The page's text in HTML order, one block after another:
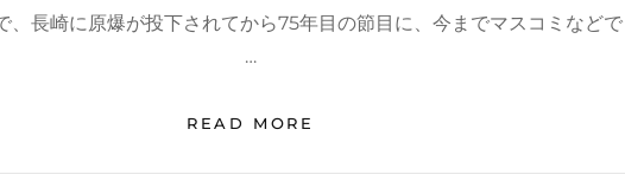
、長崎に原爆が投下されてから75年目の節目に、今までマスコミなどで
…
READ MORE
ー